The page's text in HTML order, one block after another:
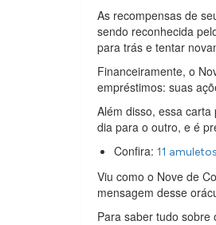
As recompensas de
sendo reconhecida
para trás e tentar
Financeiramente, o
empréstimos: suas
Além disso, essa
dia para o outro, e é
Confira: 11
Viu como o Nove de
mensagem desse
Para saber tudo sobre